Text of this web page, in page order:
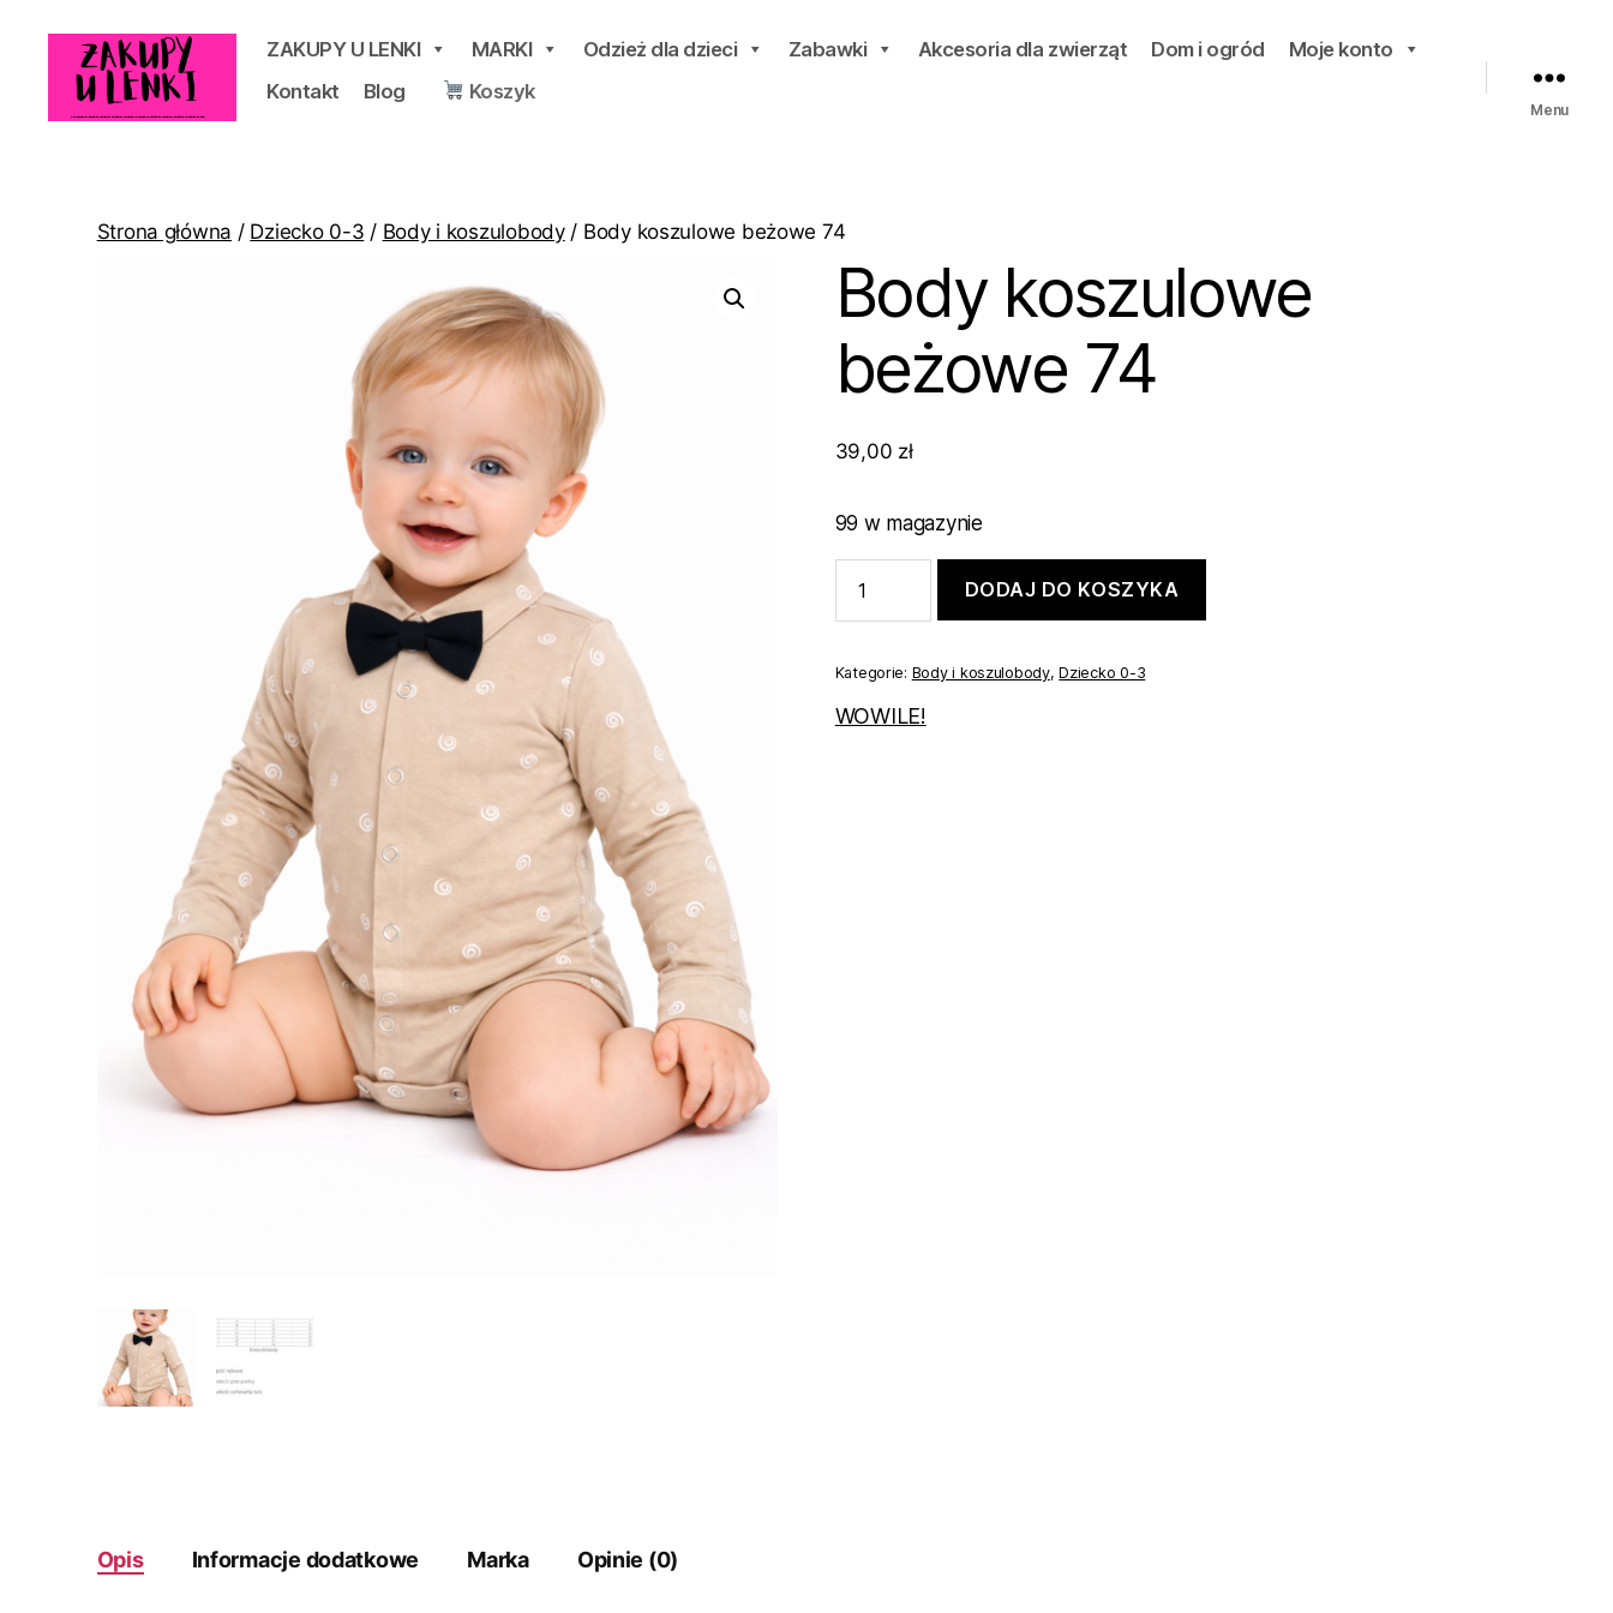
ZAKUPY U LENKI MARKI Odzież dla dzieci Zabawki Akcesoria dla zwierząt Dom i ogród
Moje konto
Kontakt
Blog Koszyk
Menu
Strona główna / Dziecko 0-3 / Body i koszulobody/ Body koszulowe beżowe 74
Body koszulowe
beżowe 74
39,00 zł
99 w magazynie
Body
koszulowe
74
DODAJ DO KOSZYKA
Kategorie: Body i koszulobody,Dziecko 0-3
WOWILE!
Opis Informacje dodatkowe Marka Opinie (0)